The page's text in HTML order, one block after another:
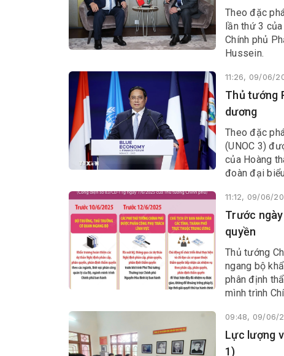
Theo đặc
lần thứ 3
Chính phủ
Hussein.
11:26, 09/06/
Thủ tướng
dương
Theo đặc
(UNOC 3)
của Hoàng
đoàn đại
11:12, 09/06/
Trước
quyền
Thủ tướng
ngang bộ
phân định
mình trình
09:48, 09/06/
​​​​​​​Lực lượng
1)